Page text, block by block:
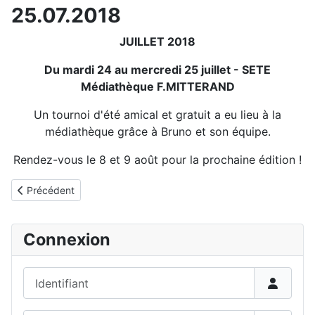
25.07.2018
JUILLET 2018
Du mardi 24 au mercredi 25 juillet - SETE
Médiathèque F.MITTERAND
Un tournoi d'été amical et gratuit a eu lieu à la
médiathèque grâce à Bruno et son équipe.
Rendez-vous le 8 et 9 août pour la prochaine édition !
Détails
Article précédent : Tournois d'été à la médiathèque en juillet
Précédent
Connexion